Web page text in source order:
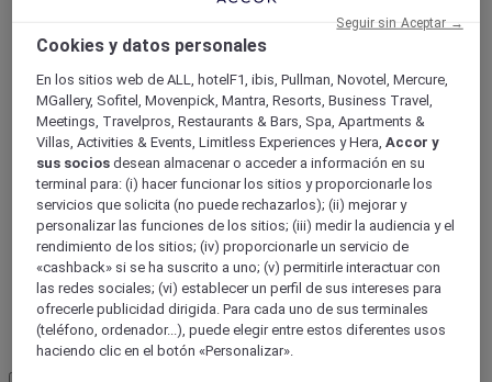
ALL Accor+ Voyager
15% de descuent todo el añoen sus estancias en +30
marcas
ÚNETE YA
Más
Cookies y datos personales
En los sitios web de ALL, hotelF1, ibis, Pullman, Novotel, Mercure,
MGallery, Sofitel, Movenpick, Mantra, Resorts, Business Travel,
Meetings, Travelpros, Restaurants & Bars, Spa, Apartments &
Villas, Activities & Events, Limitless Experiences y Hera,Accor y
sus socios desean almacenar o acceder a información en su
terminal para: (i) hacer funcionar los sitios y proporcionarle los
servicios que solicita (no puede rechazarlos); (ii) mejorar y
personalizar las funciones de los sitios; (iii) medir la audiencia y el
rendimiento de los sitios; (iv) proporcionarle un servicio de
«cashback» si se ha suscrito a uno; (v) permitirle interactuar con
las redes sociales; (vi) establecer un perfil de sus intereses para
ofrecerle publicidad dirigida. Para cada uno de sus terminales
(teléfono, ordenador...), puede elegir entre estos diferentes usos
haciendo clic en el botón «Personalizar».
Seguir sin Aceptar →